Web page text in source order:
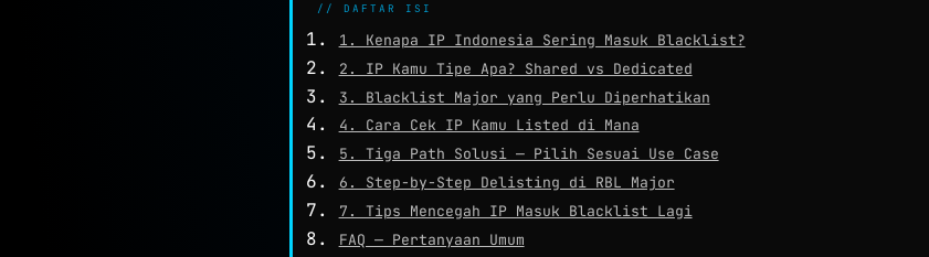
// DAFTAR ISI
1. Kenapa IP Indonesia Sering Masuk Blacklist?
2. IP Kamu Tipe Apa? Shared vs Dedicated
3. Blacklist Major yang Perlu Diperhatikan
4. Cara Cek IP Kamu Listed di Mana
5. Tiga Path Solusi — Pilih Sesuai Use Case
6. Step-by-Step Delisting di RBL Major
7. Tips Mencegah IP Masuk Blacklist Lagi
FAQ — Pertanyaan Umum